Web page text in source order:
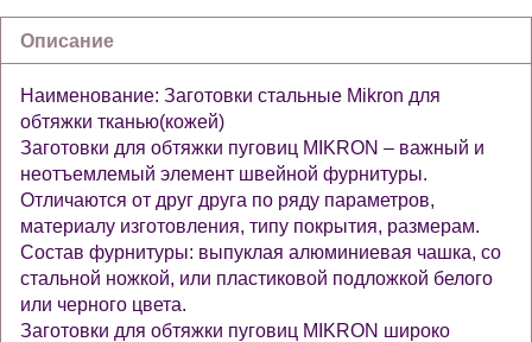
Описание
Наименование: Заготовки стальные Mikron для
обтяжки тканью(кожей)
Заготовки для обтяжки пуговиц MIKRON – важный и
неотъемлемый элемент швейной фурнитуры.
Отличаются от друг друга по ряду параметров,
материалу изготовления, типу покрытия, размерам.
Состав фурнитуры: выпуклая алюминиевая чашка, со
стальной ножкой, или пластиковой подложкой белого
или черного цвета.
Заготовки для обтяжки пуговиц MIKRON широко